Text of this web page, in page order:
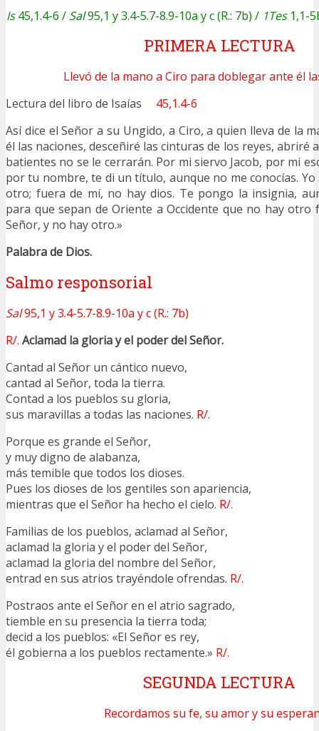
Is45,1.4-6 / Sal95,1 y 3.4-5.7-8.9-10a y c (R.: 7b) / 1Tes1,1-
PRIMERA LECTURA
Llevó de la mano a Ciro para doblegar ante él
Lectura del libro de Isaías 45,1.4-6
Así dice el Señor a su Ungido, a Ciro, a quien lleva de la
él las naciones, desceñiré las cinturas de los reyes, abriré
batientes no se le cerrarán. Por mi siervo Jacob, por mi
por tu nombre, te di un título, aunque no me conocías. Yo
otro; fuera de mí, no hay dios. Te pongo la insignia,
para que sepan de Oriente a Occidente que no hay otro
Señor, y no hay otro.»
Palabra de Dios.
Salmo responsorial
Sal95,1 y 3.4-5.7-8.9-10a y c (R.: 7b)
R/. Aclamad la gloria y el poder del Señor.
Cantad al Señor un cántico nuevo,
cantad al Señor, toda la tierra.
Contad a los pueblos su gloria,
sus maravillas a todas las naciones. R/.
Porque es grande el Señor,
y muy digno de alabanza,
más temible que todos los dioses.
Pues los dioses de los gentiles son apariencia,
mientras que el Señor ha hecho el cielo. R/.
Familias de los pueblos, aclamad al Señor,
aclamad la gloria y el poder del Señor,
aclamad la gloria del nombre del Señor,
entrad en sus atrios trayéndole ofrendas. R/.
Postraos ante el Señor en el atrio sagrado,
tiemble en su presencia la tierra toda;
decid a los pueblos: «El Señor es rey,
él gobierna a los pueblos rectamente.» R/.
SEGUNDA LECTURA
Recordamos su fe, su amor y su